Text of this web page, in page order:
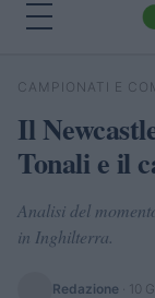
Cerca
CAMPIONATI E
Il
Tonali e il
Analisi del
in Inghilterra.
Redazione 10